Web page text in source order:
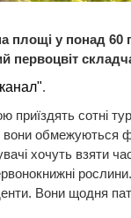
у понад 60
первоцвіт
.
сотні
вони обмежуються
хочуть взяти
Вони щодня